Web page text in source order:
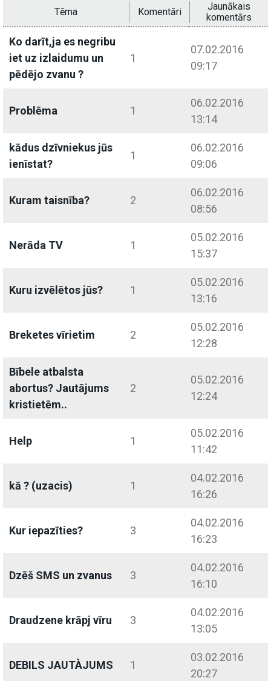
Tēma Komentāri
Jaunākais
komentārs
Ko darīt,ja es negribu
iet uz izlaidumu un
pēdējo zvanu ?
1
07.02.2016
09:17
Problēma 1
06.02.2016
13:14
kādus dzīvniekus jūs
ienīstat?
1
06.02.2016
09:06
Kuram taisnība? 2
06.02.2016
08:56
Nerāda TV 1
05.02.2016
15:37
Kuru izvēlētos jūs? 1
05.02.2016
13:16
Breketes vīrietim 2
05.02.2016
12:28
Bībele atbalsta
abortus? Jautājums
kristietēm..
2
05.02.2016
12:24
Help 1
05.02.2016
11:42
kā ? (uzacis) 1
04.02.2016
16:26
Kur iepazīties? 3
04.02.2016
16:23
Dzēš SMS un zvanus 3
04.02.2016
16:10
Draudzene krāpj vīru 3
04.02.2016
13:05
DEBILS JAUTÀJUMS 1
03.02.2016
20:27